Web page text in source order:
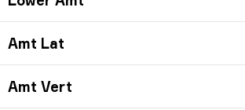
Amt Lat
Amt Vert